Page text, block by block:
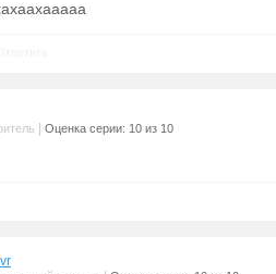
Оценка серии: 10 из 10